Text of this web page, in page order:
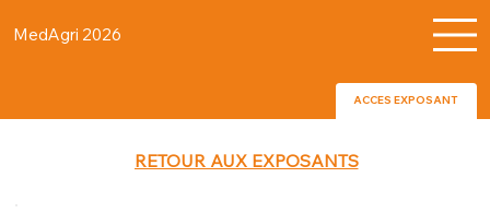
MedAgri 2026
ACCES EXPOSANT
RETOUR AUX EXPOSANTS